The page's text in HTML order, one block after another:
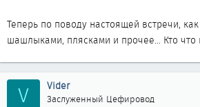
Теперь по поводу настоящей встречи,
шашлыками, плясками и прочее... Кто что
V Vider
Заслуженный Цефировод